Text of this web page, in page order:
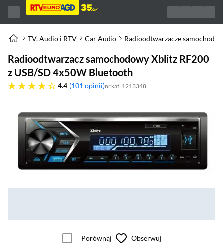
TV, Audio i RTV Car Audio Radioodtwarzacze
Radioodtwarzacz samochodowy Xblitz RF200
z USB/SD 4x50W Bluetooth
4.4
4.4 gwiazdek 101 opinii nr kat. 1213348
Porównaj Obserwuj